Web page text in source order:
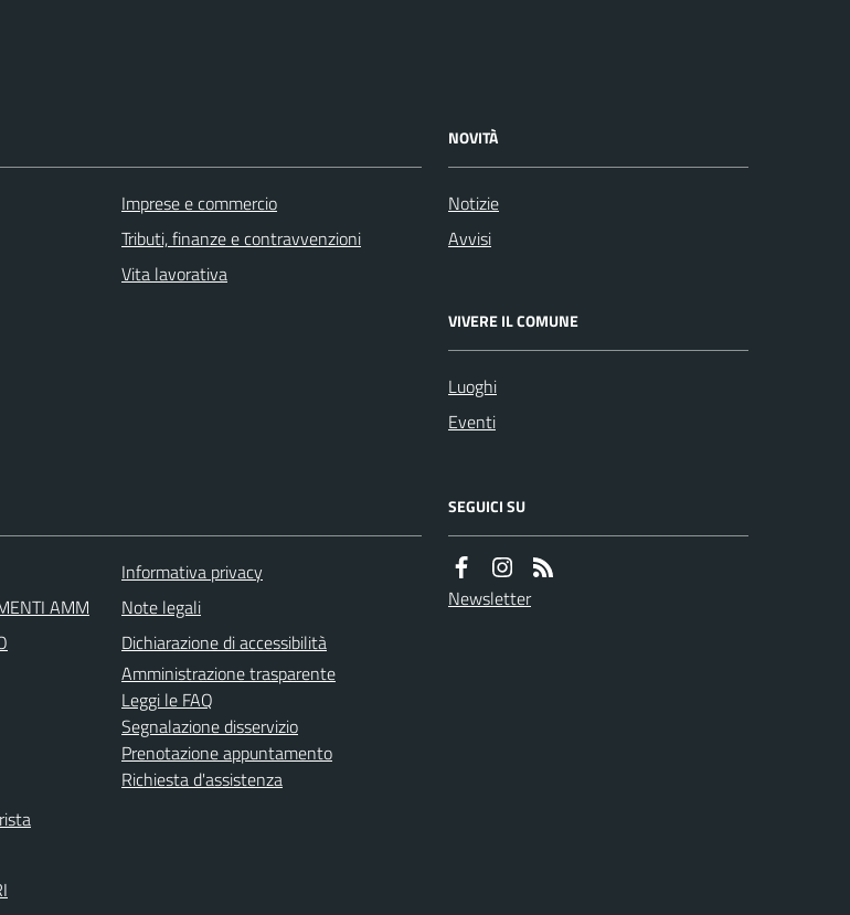
Imprese e commercio
Tributi, finanze e contravvenzioni
Vita lavorativa
NOVITÀ
Notizie
Avvisi
VIVERE IL COMUNE
Luoghi
Eventi
AMM
Informativa privacy
Note legali
Dichiarazione di accessibilità
Amministrazione trasparente
Leggi le FAQ
Segnalazione disservizio
Prenotazione appuntamento
Richiesta d'assistenza
SEGUICI SU
Newsletter